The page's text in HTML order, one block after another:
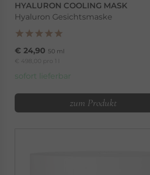
HYALURON COOLING MASK
Hyaluron Gesichtsmaske
€ 24,90 50 ml
€ 498,00 pro 1 l
sofort lieferbar
zum Produkt